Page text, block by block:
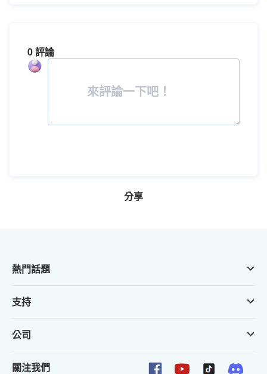
0 評論
來評論一下吧！
分享
熱門話題
支持
公司
關注我們